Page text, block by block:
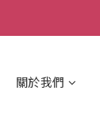
關於我們